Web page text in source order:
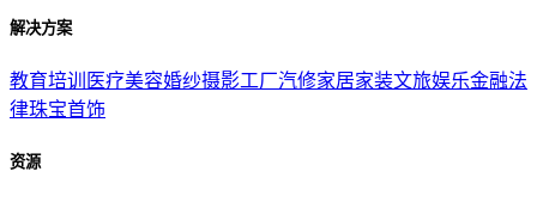
解决方案
教育培训 医疗美容婚纱摄影工厂汽修家居家装文旅娱乐金融法
律珠宝首饰
资源